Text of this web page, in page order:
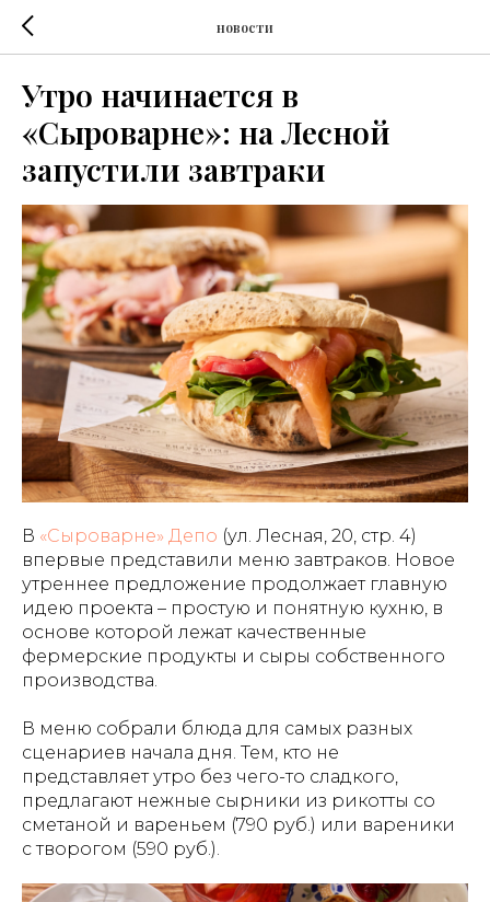
новости
Утро начинается в
«Сыроварне»: на Лесной
запустили завтраки
В «Сыроварне» Депо (ул. Лесная, 20, стр. 4)
впервые представили меню завтраков. Новое
утреннее предложение продолжает главную
идею проекта – простую и понятную кухню, в
основе которой лежат качественные
фермерские продукты и сыры собственного
производства.
В меню собрали блюда для самых разных
сценариев начала дня. Тем, кто не
представляет утро без чего-то сладкого,
предлагают нежные сырники из рикотты со
сметаной и вареньем (790 руб.) или вареники
с творогом (590 руб.).